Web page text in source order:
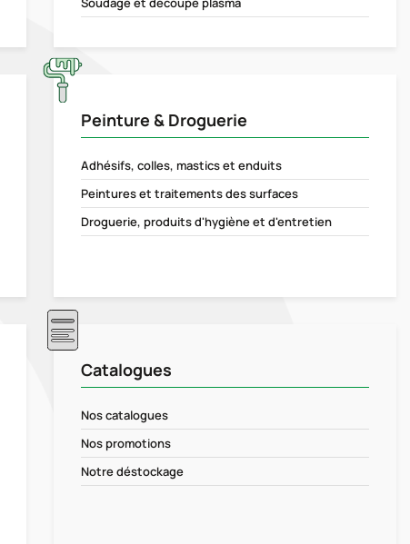
Peinture & Droguerie
Adhésifs, colles, mastics et enduits
Peintures et traitements des surfaces
Droguerie, produits d'hygiène et d'entretien
Catalogues
Nos catalogues
Nos promotions
Notre déstockage